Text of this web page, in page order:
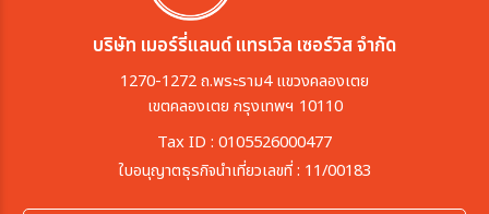
บริษัท เมอร์รี่แลนด์ แทรเวิล เซอร์วิส จำกัด
1270-1272 ถ.พระราม4 แขวงคลองเตย
เขตคลองเตย กรุงเทพฯ 10110
Tax ID : 0105526000477
ใบอนุญาตธุรกิจนำเที่ยวเลขที่ : 11/00183